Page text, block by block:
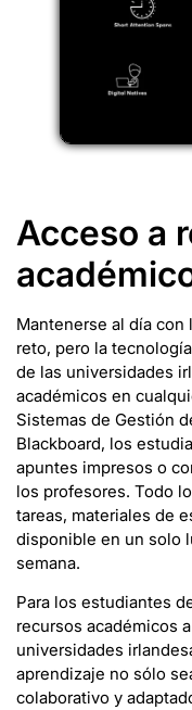
Acceso a
Mantenerse al día con
reto, pero la
de las universidades
académicos en
Sistemas de Gestión
Blackboard, los
apuntes impresos o
los profesores. Todo
tareas, materiales de
disponible en un solo
semana.
Para los estudiantes
recursos académicos
universidades
aprendizaje no sólo
colaborativo y